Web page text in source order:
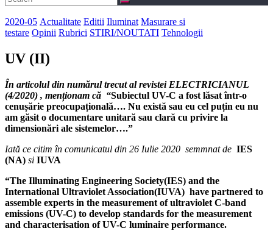
2020-05 Actualitate Editii Iluminat Masurare si
testare Opinii Rubrici STIRI/NOUTATI Tehnologii
UV (II)
În articolul din numărul trecut al revistei ELECTRICIANUL
(4/2020) , menționam că “Subiectul UV-C a fost lăsat într-o
cenușărie preocupațională…. Nu există sau eu cel puțin eu nu
am găsit o documentare unitară sau clară cu privire la
dimensionări ale sistemelor….”
Iată ce citim în comunicatul din 26 Iulie 2020 semmnat de IES
(NA) si IUVA
“The Illuminating Engineering Society(IES) and the
International Ultraviolet Association(IUVA) have partnered to
assemble experts in the measurement of ultraviolet C-band
emissions (UV-C) to develop standards for the measurement
and characterisation of UV-C luminaire performance.